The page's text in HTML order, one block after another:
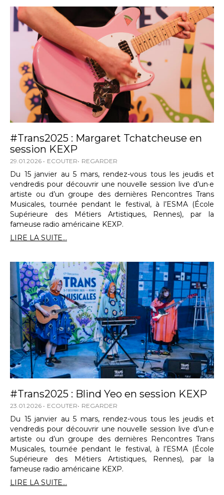
#Trans2025 : Margaret Tchatcheuse en
session KEXP
29.01.2026 ECOUTER REGARDER
Du 15 janvier au 5 mars, rendez-vous tous les jeudis et
vendredis pour découvrir une nouvelle session live d’un·e
artiste ou d’un groupe des dernières Rencontres Trans
Musicales, tournée pendant le festival, à l’ESMA (École
Supérieure des Métiers Artistiques, Rennes), par la
fameuse radio américaine KEXP.
LIRE LA SUITE...
#Trans2025 : Blind Yeo en session KEXP
23.01.2026 ECOUTER REGARDER
Du 15 janvier au 5 mars, rendez-vous tous les jeudis et
vendredis pour découvrir une nouvelle session live d’un·e
artiste ou d’un groupe des dernières Rencontres Trans
Musicales, tournée pendant le festival, à l’ESMA (École
Supérieure des Métiers Artistiques, Rennes), par la
fameuse radio américaine KEXP.
LIRE LA SUITE...